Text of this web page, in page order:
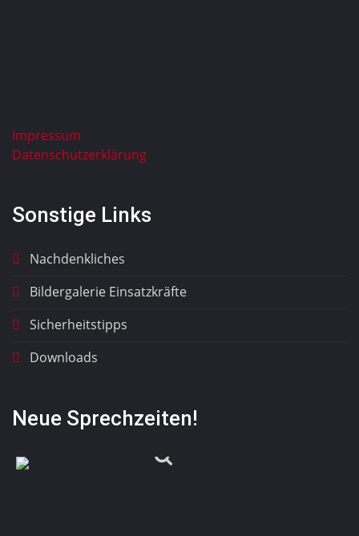
Impressum
Datenschutzerklärung
Sonstige Links
Nachdenkliches
Bildergalerie Einsatzkräfte
Sicherheitstipps
Downloads
Neue Sprechzeiten!